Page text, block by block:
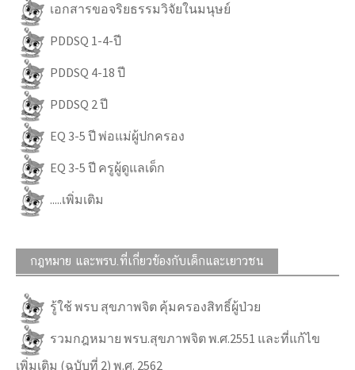
เอกสารขอจริยธรรมวิจัยในมนุษย์
PDDSQ 1-4-ปี
PDDSQ 4-18 ปี
PDDSQ 2 ปี
EQ 3-5 ปี พ่อแม่ผู้ปกครอง
EQ 3-5 ปี ครูผู้ดูแลเด็ก
.....เพิ่มเติม
กฎหมาย และพรบ.ที่เกี่ยวข้องกับเด็กและเยาวชน
รู้ใช้ พรบ สุขภาพจิต คุ้มครองสิทธิ์ผู้ป่วย
รวมกฎหมาย พรบ.สุขภาพจิต พ.ศ.2551 และที่แก้ไข
เพิ่มเติม (ฉบับที่ 2) พ.ศ. 2562